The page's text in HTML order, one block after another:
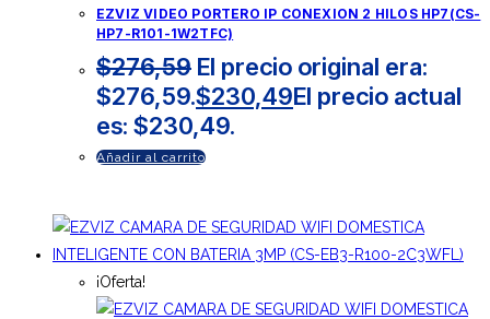
EZVIZ VIDEO PORTERO IP CONEXION 2 HILOS HP7(CS-
HP7-R101-1W2TFC)
$276,59 El precio original era:
$276,59.$230,49El precio actual
es: $230,49.
Añadir al carrito
¡Oferta!